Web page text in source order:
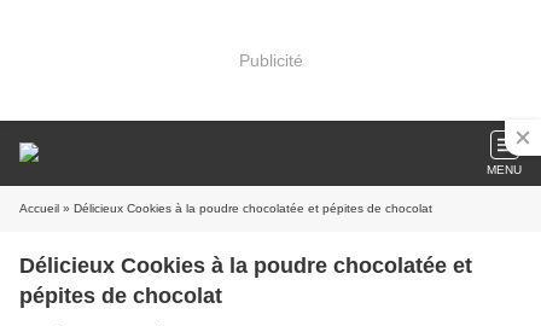
Publicité
MENU
Accueil » Délicieux Cookies à la poudre chocolatée et pépites de chocolat
Délicieux Cookies à la poudre chocolatée et
pépites de chocolat